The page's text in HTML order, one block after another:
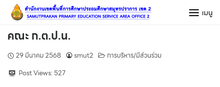
Skip
content
เมนู
คณะ ก.ต.ป.น.
29 มีนาคม 2568 smut2
การบริหาร/มีส่วนร่วม
Post Views:527